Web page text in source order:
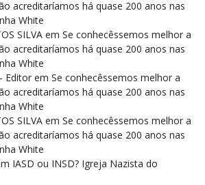
acreditaríamos há quase 200 anos nas
White
SILVA em Se conhecêssemos melhor a
acreditaríamos há quase 200 anos nas
White
Editor em Se conhecêssemos melhor a
acreditaríamos há quase 200 anos nas
White
SILVA em Se conhecêssemos melhor a
acreditaríamos há quase 200 anos nas
White
IASD ou INSD? Igreja Nazista do